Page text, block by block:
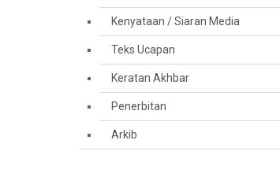
Kenyataan / Siaran Media
Teks Ucapan
Keratan Akhbar
Penerbitan
Arkib